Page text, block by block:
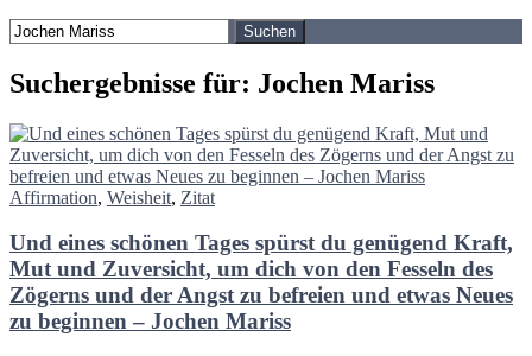
Suchen
nach:
Suchergebnisse für: Jochen Mariss
Affirmation, Weisheit, Zitat
Und eines schönen Tages spürst du genügend Kraft,
Mut und Zuversicht, um dich von den Fesseln des
Zögerns und der Angst zu befreien und etwas Neues
zu beginnen – Jochen Mariss